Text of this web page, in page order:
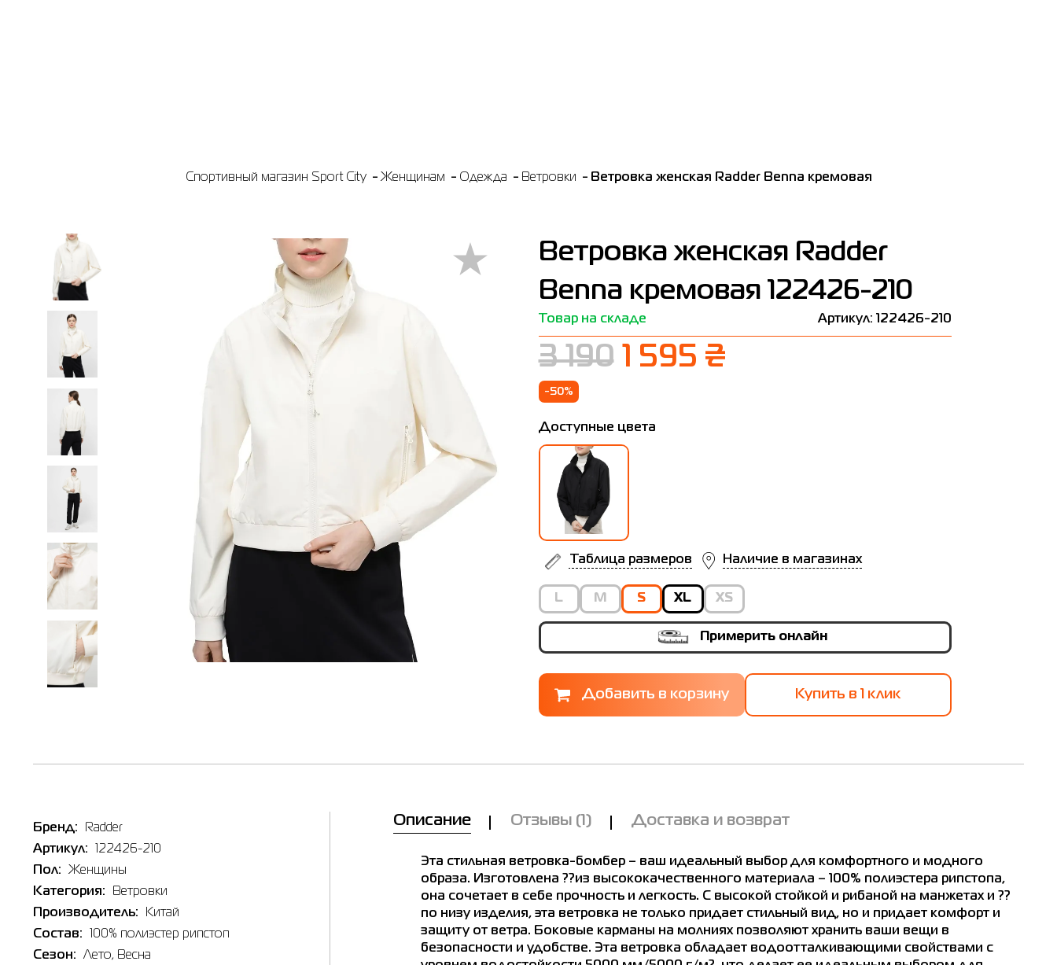
Спортивный магазин Sport City Женщинам Одежда Ветровки Ветровка женская Radder Benna кремовая
Ветровка женская Radder
Benna кремовая 122426-210
Товар на складе Артикул: 122426-210
3 190 1 595 ₴
-50%
Доступные цвета
Наличие в магазинах
Таблица размеров
Наличие в магазинах
Ветровка женская Radder Benna кремовая 122426-210
XL XS
United
Ukraine
см
см
40-42 34 86 66 92
44-46 38 94 74 100
L M S XL XS
Примерить онлайн
Купить в 1 клик
Товар
кремовая 122426-210
Цена
1,595.00
Выберите размер
Бренд:
Radder
Артикул:
122426-210
Пол:
Женщины
Категория:
Ветровки
Производитель:
Китай
Состав:
100% полиэстер рипстоп
Сезон:
Лето, Весна
Описание Отзывы (1) Доставка и возврат
Эта стильная ветровка-бомбер – ваш идеальный выбор для комфортного и модного
образа. Изготовлена ??из высококачественного материала – 100% полиэстера рипстопа,
она сочетает в себе прочность и легкость. С высокой стойкой и рибаной на манжетах и ??
по низу изделия, эта ветровка не только придает стильный вид, но и придает комфорт и
защиту от ветра. Боковые карманы на молниях позволяют хранить ваши вещи в
безопасности и удобстве. Эта ветровка обладает водоотталкивающими свойствами с